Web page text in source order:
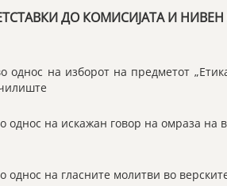
ДО КОМИСИЈАТА И
однос на изборот на предметот
однос на искажан говор на омраза на
однос на гласните молитви во